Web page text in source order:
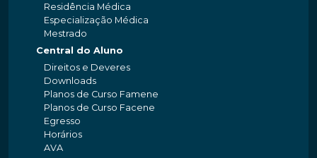
Residência Médica
Especialização Médica
Mestrado
Central do Aluno
Direitos e Deveres
Downloads
Planos de Curso Famene
Planos de Curso Facene
Egresso
Horários
AVA